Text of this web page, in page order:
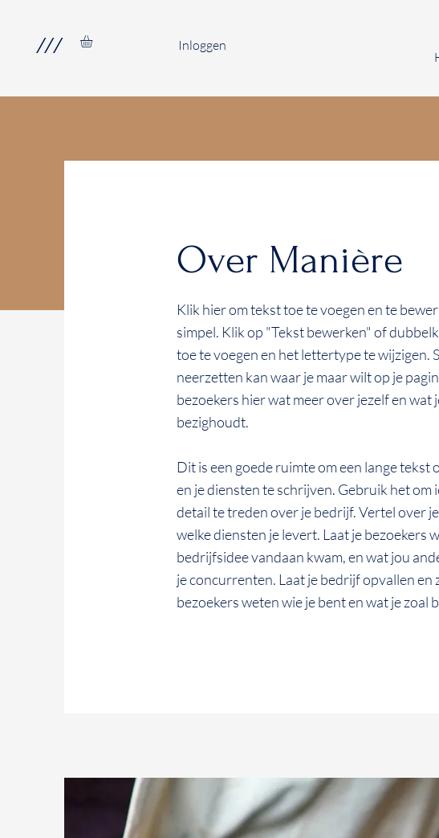
/// Inloggen
Over Manière
Klik hier om tekst toe te voegen en te
simpel. Klik op "Tekst bewerken" of
toe te voegen en het lettertype te wijzigen.
neerzetten kan waar je maar wilt op je
bezoekers hier wat meer over jezelf en wat
bezighoudt.
Dit is een goede ruimte om een lange tekst
en je diensten te schrijven. Gebruik het om
detail te treden over je bedrijf. Vertel over
welke diensten je levert. Laat je bezoekers
bedrijfsidee vandaan kwam, en wat jou
je concurrenten. Laat je bedrijf opvallen en
bezoekers weten wie je bent en wat je zoal